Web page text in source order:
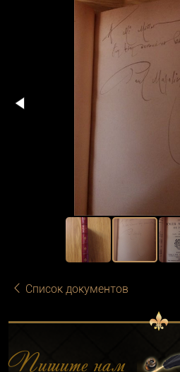
Список документов
Пишите нам